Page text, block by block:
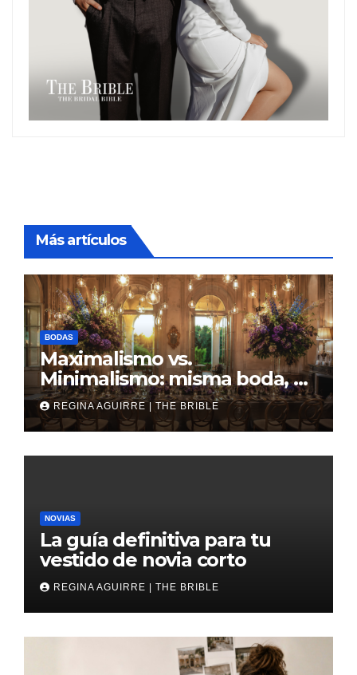
Más artículos
BODAS
Maximalismo vs.
Minimalismo: misma boda, al
revés
REGINA AGUIRRE | THE BRIBLE
NOVIAS
La guía definitiva para tu
vestido de novia corto
REGINA AGUIRRE | THE BRIBLE